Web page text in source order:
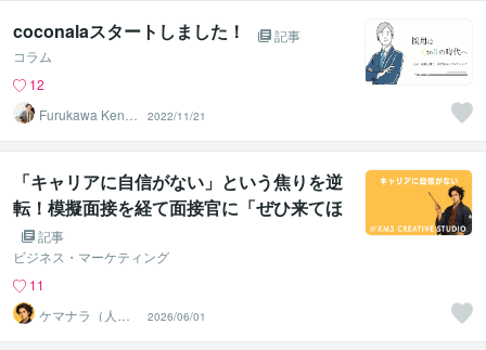
coconalaスタートしました！
記事
コラム
12
Furukawa Kenic
2022/11/21
「キャリアに自信がない」という焦りを逆
転！模擬面接を経て面接官に「ぜひ来てほ
しい」と言わせる方法
記事
ビジネス・マーケティング
11
ケマナラ（人
事・採用コンサ
ルタント）
2026/06/01